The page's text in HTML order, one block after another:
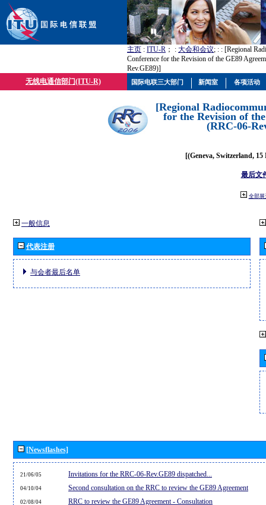
主页 : ITU-R ； : 大会和会议; : : [Regional
Conference for the Revision of the GE89
Rev.GE89)]
无线电通信部门(ITU-R)
[Regional
for the Revision of
(RRC-06-
[(Geneva, Switzerland, 15
最后文
全部展
一般信息
代表注册
与会者最后名单
[Newsflashes]
21/06/05 Invitations for the RRC-06-Rev.GE89 dispatched...
04/10/04 Second consultation on the RRC to review the GE89 Agreement
02/08/04 RRC to review the GE89 Agreement - Consultation
国际电联三大部门 新闻室 各项活动